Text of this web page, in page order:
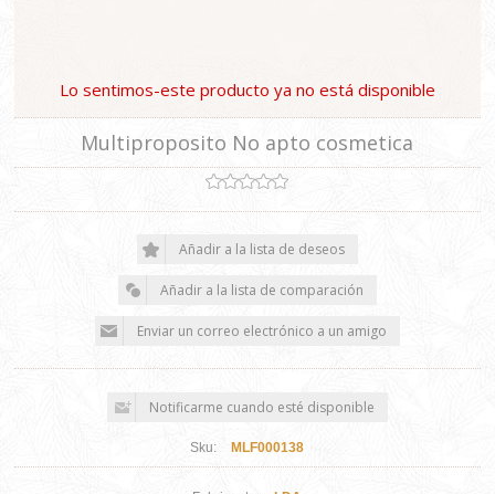
Lo sentimos-este producto ya no está disponible
Multiproposito No apto cosmetica
Sku: MLF000138